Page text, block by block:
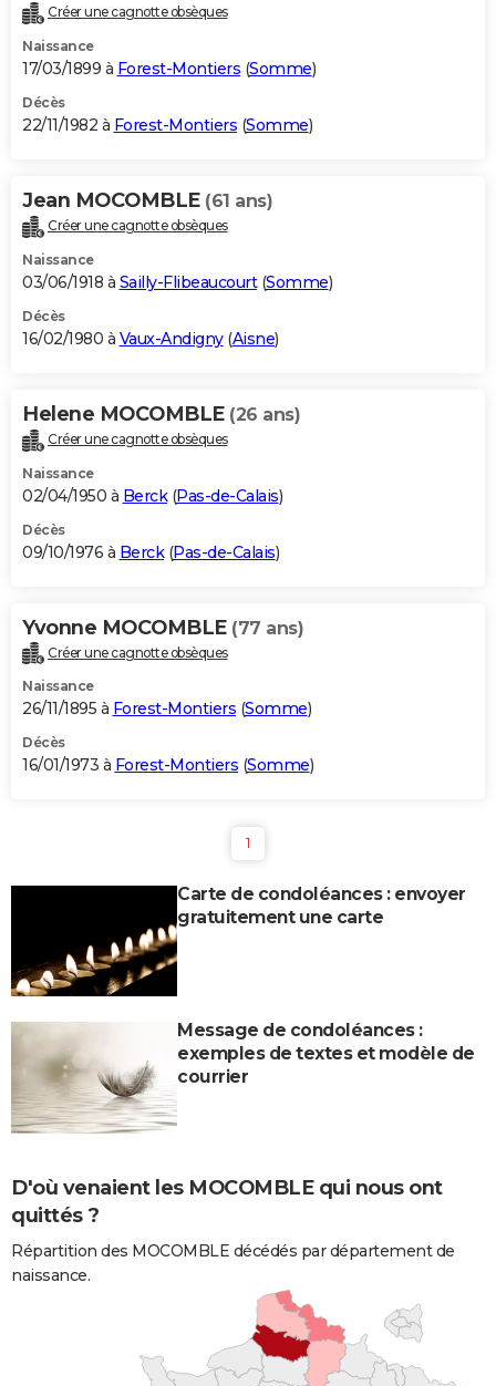
Créer une cagnotte obsèques
Naissance
17/03/1899 à Forest-Montiers (Somme)
Décès
22/11/1982 à Forest-Montiers (Somme)
Jean MOCOMBLE (61 ans)
Créer une cagnotte obsèques
Naissance
03/06/1918 à Sailly-Flibeaucourt(Somme)
Décès
16/02/1980 à Vaux-Andigny(Aisne)
Helene MOCOMBLE (26 ans)
Créer une cagnotte obsèques
Naissance
02/04/1950 à Berck(Pas-de-Calais)
Décès
09/10/1976 à Berck(Pas-de-Calais)
Yvonne MOCOMBLE (77 ans)
Créer une cagnotte obsèques
Naissance
26/11/1895 à Forest-Montiers (Somme)
Décès
16/01/1973 à Forest-Montiers (Somme)
1
Carte de condoléances : envoyer
gratuitement une carte
Message de condoléances :
exemples de textes et modèle de
courrier
D'où venaient les MOCOMBLE qui nous ont
quittés ?
Répartition des MOCOMBLE décédés par département de
naissance.